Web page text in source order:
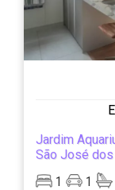
Jardim
São José
1
1